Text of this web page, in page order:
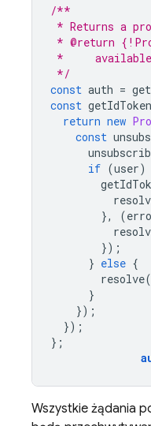
/**
* Returns a
* @return
*
*/
const auth =
const
return new
const
if (user)
},
(
});
} else {
resolve(
}
});
});
};
Wszystkie żądania